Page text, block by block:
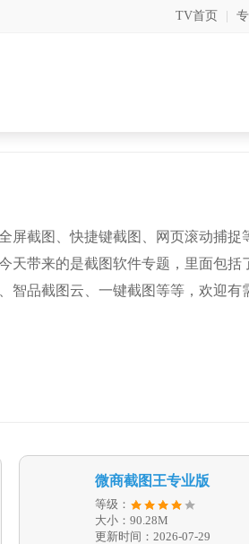
TV首页
屏截图、快捷键截图、网页滚动捕捉
天带来的是截图软件专题，里面包括
智品截图云、一键截图等等，欢迎有
微商截图王专业版
等级：
大小：90.28M
更新时间：2026-07-29